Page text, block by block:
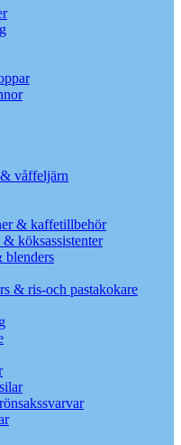
våffeljärn
& kaffetillbehör
köksassistenter
blenders
& ris-och pastakokare